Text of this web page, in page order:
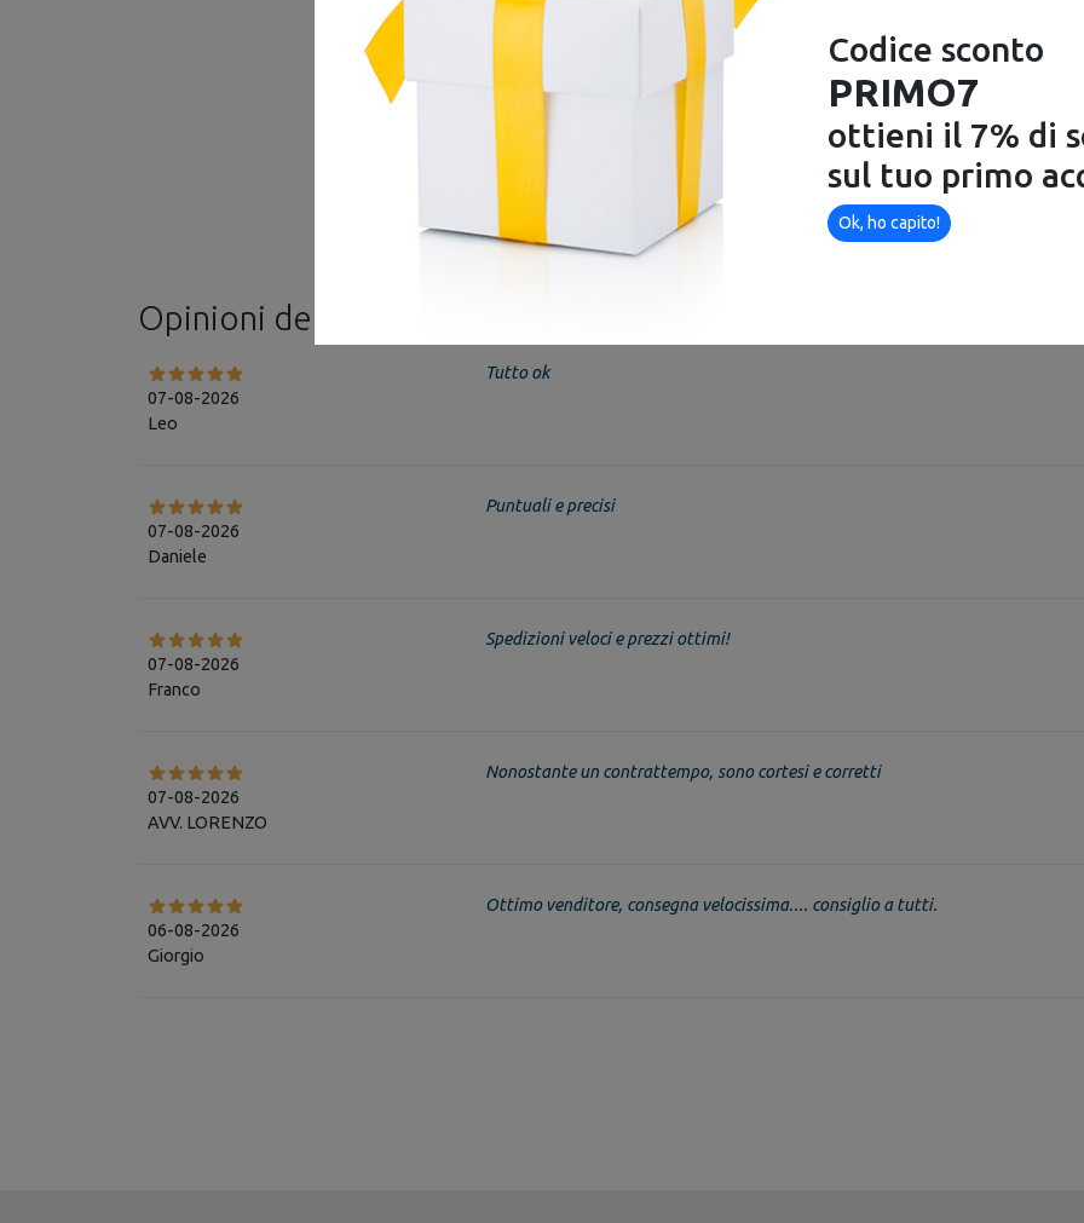
€ 595,90
€ 649,90
Disponibile
Opinioni dei clienti
07-08-2026
Leo
Tutto ok
07-08-2026
Daniele
Puntuali e precisi
07-08-2026
Franco
Spedizioni veloci e prezzi ottimi!
07-08-2026
AVV. LORENZO
Nonostante un contrattempo, sono cortesi e corretti
06-08-2026
Giorgio
Ottimo venditore, consegna velocissima.... consiglio a tutti.
Codice sconto
PRIMO7
ottieni il 7% di
sul tuo primo
Ok, ho capito!